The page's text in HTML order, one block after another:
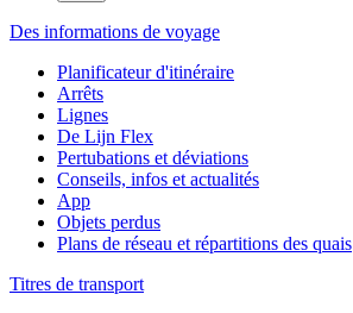
Des informations de voyage
Planificateur d'itinéraire
Arrêts
Lignes
De Lijn Flex
Pertubations et déviations
Conseils, infos et actualités
App
Objets perdus
Plans de réseau et répartitions des quais
Titres de transport